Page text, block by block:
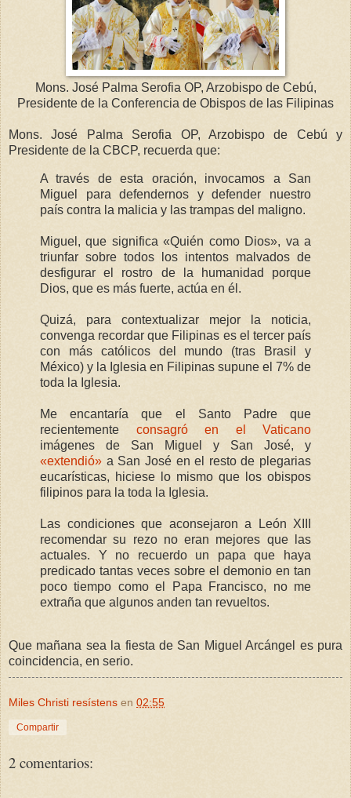
Mons. José Palma Serofia OP, Arzobispo de Cebú,
Presidente de la Conferencia de Obispos de las Filipinas
Mons. José Palma Serofia OP, Arzobispo de Cebú y
Presidente de la CBCP, recuerda que:
A través de esta oración, invocamos a San
Miguel para defendernos y defender nuestro
país contra la malicia y las trampas del maligno.
Miguel, que significa «Quién como Dios», va a
triunfar sobre todos los intentos malvados de
desfigurar el rostro de la humanidad porque
Dios, que es más fuerte, actúa en él.
Quizá, para contextualizar mejor la noticia,
convenga recordar que Filipinas es el tercer país
con más católicos del mundo (tras Brasil y
México) y la Iglesia en Filipinas supune el 7% de
toda la Iglesia.
Me encantaría que el Santo Padre que
recientemente consagró en el Vaticano
imágenes de San Miguel y San José, y
«extendió» a San José en el resto de plegarias
eucarísticas, hiciese lo mismo que los obispos
filipinos para la toda la Iglesia.
Las condiciones que aconsejaron a León XIII
recomendar su rezo no eran mejores que las
actuales. Y no recuerdo un papa que haya
predicado tantas veces sobre el demonio en tan
poco tiempo como el Papa Francisco, no me
extraña que algunos anden tan revueltos.
Que mañana sea la fiesta de San Miguel Arcángel es pura
coincidencia, en serio.
Miles Christi resístens en 02:55
Compartir
2 comentarios: